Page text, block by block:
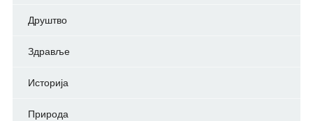
Друштво
Здравље
Историја
Природа